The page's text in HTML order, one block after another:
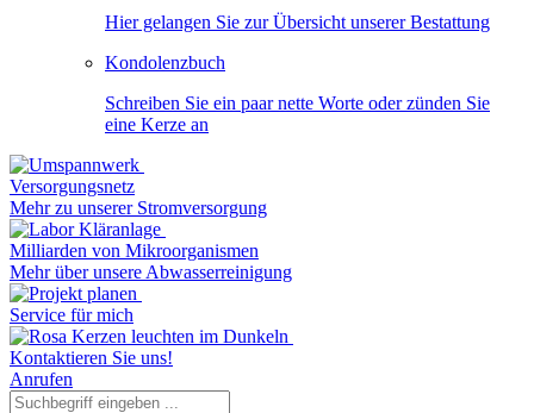
Hier gelangen Sie zur Übersicht unserer Bestattung
Kondolenzbuch
Schreiben Sie ein paar nette Worte oder zünden Sie
eine Kerze an
Versorgungsnetz
Mehr zu unserer Stromversorgung
Milliarden von Mikroorganismen
Mehr über unsere Abwasserreinigung
Service für mich
Kontaktieren Sie uns!
Anrufen